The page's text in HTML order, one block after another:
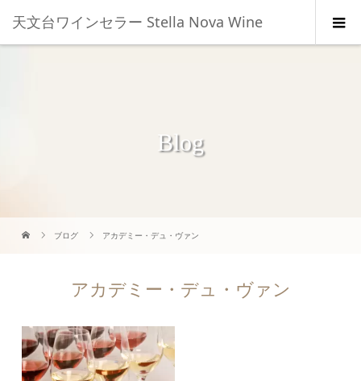
天文台ワインセラー Stella Nova Wine
Blog
ブログ アカデミー・デュ・ヴァン
アカデミー・デュ・ヴァン